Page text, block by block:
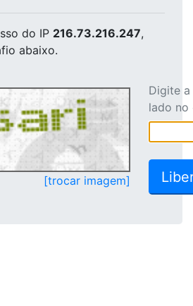
do IP 216.73.216.247,
abaixo.
[trocar imagem]
Digite
lado no